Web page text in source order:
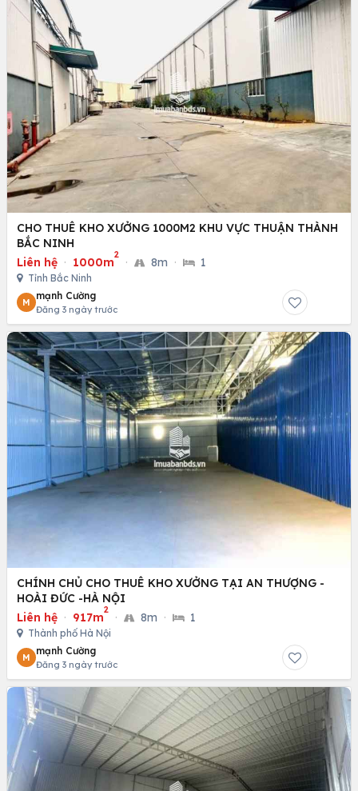
CHO THUÊ KHO XƯỞNG 1000M2 KHU VỰC THUẬN THÀNH
BẮC NINH
Liên hệ · 1000m
2
· 8m · 1
Tỉnh Bắc Ninh
M
mạnh Cường
Đăng 3 ngày trước
CHÍNH CHỦ CHO THUÊ KHO XƯỞNG TẠI AN THƯỢNG -
HOÀI ĐỨC -HÀ NỘI
Liên hệ · 917m
2
· 8m · 1
Thành phố Hà Nội
M
mạnh Cường
Đăng 3 ngày trước